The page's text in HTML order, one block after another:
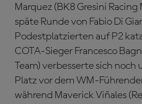
Marquez (BK8 Gresini
späte Runde von Fabio Di
Podestplatzierten auf P2
COTA-Sieger Francesco
Team) verbesserte sich
Platz vor dem WM-
während Maverick Viñales